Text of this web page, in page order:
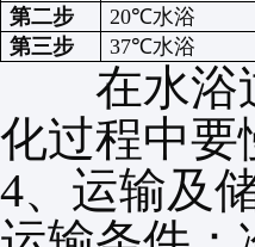
第二步
20℃水浴
第三步
37℃水浴
在水浴过
化过程中要
4、运输及